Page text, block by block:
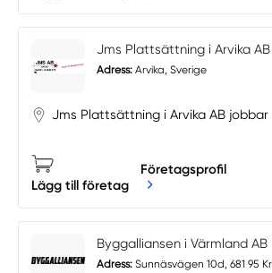
Jms Plattsättning i Arvika AB
Adress: Arvika, Sverige
Jms Plattsättning i Arvika AB jobbar
Lägg till företag
Företagsprofil
Byggalliansen i Värmland AB
Adress: Sunnäsvägen 10d, 681 95